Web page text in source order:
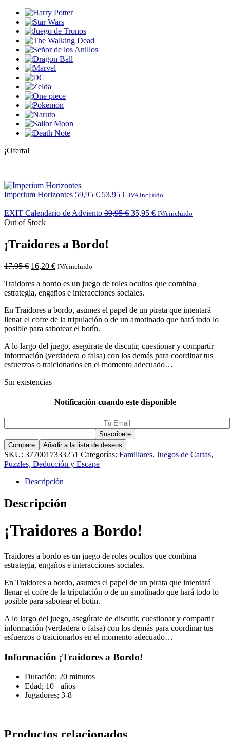
¡Oferta!
Imperium Horizontes 59,95€ 53,95 € IVA incluido
EXIT Calendario de Adviento 39,95€ 35,95 € IVA incluido
Out of Stock
¡Traidores a Bordo!
17,95€ 16,20 € IVA incluido
Traidores a bordo es un juego de roles ocultos que combina
estrategia, engaños e interacciones sociales.
En Traidores a bordo, asumes el papel de un pirata que intentará
llenar el cofre de la tripulación o de un amotinado que hará todo lo
posible para sabotear el botín.
A lo largo del juego, asegúrate de discutir, cuestionar y compartir
información (verdadera o falsa) con los demás para coordinar tus
esfuerzos o traicionarlos en el momento adecuado…
Sin existencias
Notificación cuando este disponible
Compare Añadir a la lista de deseos
SKU: 3770017333251 Categorías: Familiares, Juegos de Cartas,
Puzzles, Deducción y Escape
Descripción
Descripción
¡Traidores a Bordo!
Traidores a bordo es un juego de roles ocultos que combina
estrategia, engaños e interacciones sociales.
En Traidores a bordo, asumes el papel de un pirata que intentará
llenar el cofre de la tripulación o de un amotinado que hará todo lo
posible para sabotear el botín.
A lo largo del juego, asegúrate de discutir, cuestionar y compartir
información (verdadera o falsa) con los demás para coordinar tus
esfuerzos o traicionarlos en el momento adecuado…
Información ¡Traidores a Bordo!
Duración; 20 minutos
Edad; 10+ años
Jugadores; 3-8